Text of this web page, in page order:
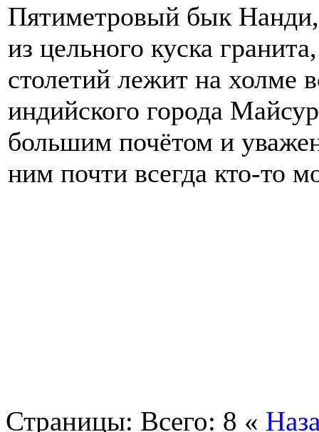
Пятиметровый бык
из цельного куска
столетий лежит на холме
индийского города
большим почётом и
ним почти всегда кто-то
Страницы: Всего: 8 «